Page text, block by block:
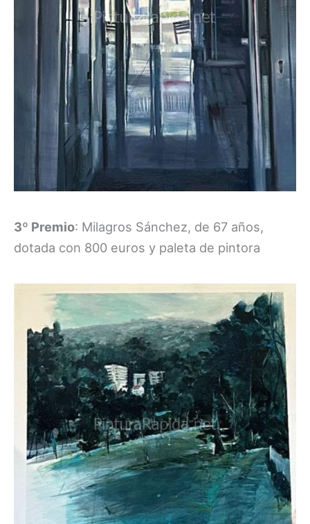
3º Premio: Milagros Sánchez, de 67 años,
dotada con 800 euros y paleta de pintora